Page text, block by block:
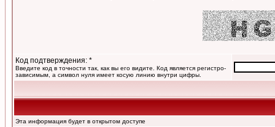
Код подтверждения: *
Введите код в точности так, как вы его видите. Код является регистро-
зависимым, а символ нуля имеет косую линию внутри цифры.
Эта информация будет в открытом доступе